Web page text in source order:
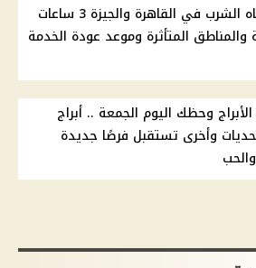
قطع مياه الشرب في القاهرة والجيزة 3 ساعات
والمناطق المتأثرة وموعد عودة الخدمة
وحظك اليوم الجمعة .. أبراج
وأخرى تستقبل فرصًا جديدة